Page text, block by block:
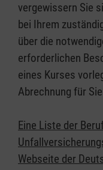
vergewissern Sie
bei Ihrem
über die
erforderlichen
eines Kurses
Abrechnung für
Eine Liste der
Webseite der